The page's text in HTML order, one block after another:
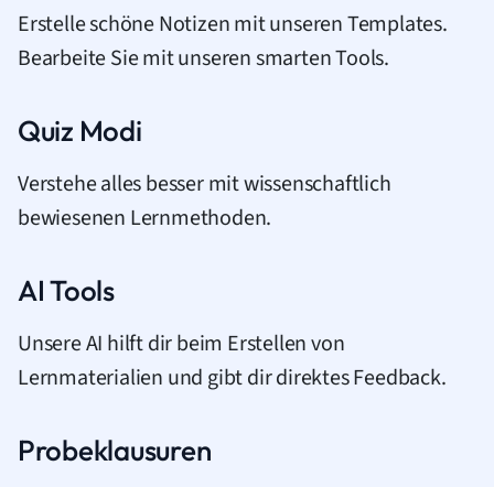
Erstelle schöne Notizen mit unseren Templates.
Bearbeite Sie mit unseren smarten Tools.
Quiz Modi
Verstehe alles besser mit wissenschaftlich
bewiesenen Lernmethoden.
AI Tools
Unsere AI hilft dir beim Erstellen von
Lernmaterialien und gibt dir direktes Feedback.
Probeklausuren